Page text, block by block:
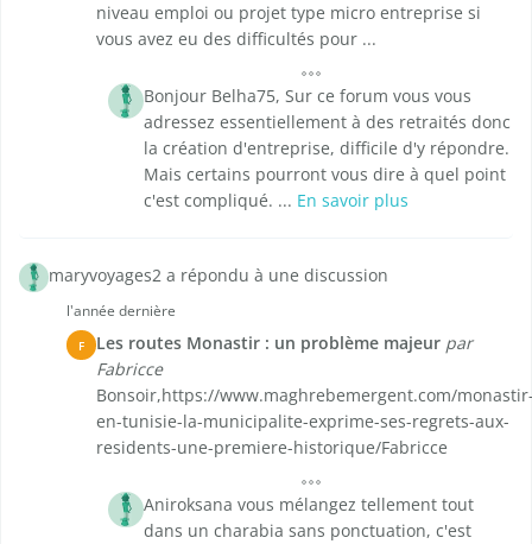
niveau emploi ou projet type micro entreprise si
vous avez eu des difficultés pour ...
Bonjour Belha75, Sur ce forum vous vous
adressez essentiellement à des retraités donc
la création d'entreprise, difficile d'y répondre.
Mais certains pourront vous dire à quel point
c'est compliqué. ... En savoir plus
maryvoyages2 a répondu à une discussion
l'année dernière
F Les routes Monastir : un problème majeur par
Fabricce
Bonsoir,https://www.maghrebemergent.com/
en-tunisie-la-municipalite-exprime-ses-regrets-aux-
residents-une-premiere-historique/Fabricce
Aniroksana vous mélangez tellement tout
dans un charabia sans ponctuation, c'est